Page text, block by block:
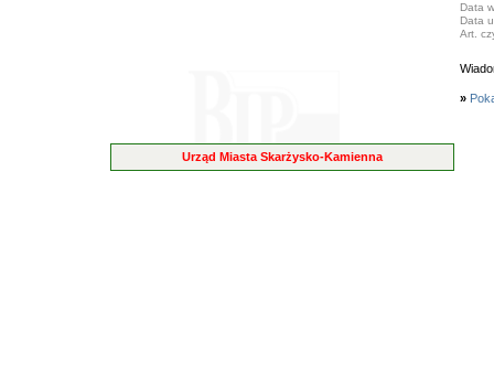
Data
Data
Art.
»
Urząd Miasta Skarżysko-Kamienna